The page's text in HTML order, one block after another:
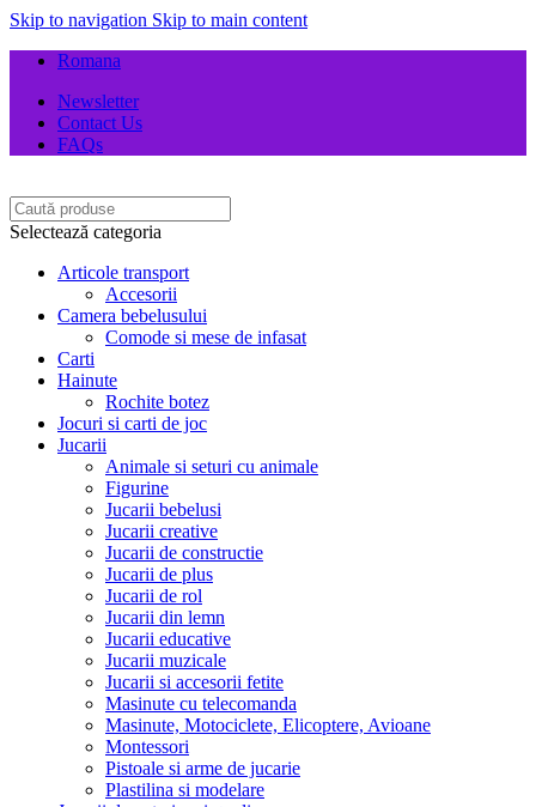
Skip to navigation Skip to main content
Romana
Newsletter
Contact Us
FAQs
Selectează categoria
Articole transport
Accesorii
Camera bebelusului
Comode si mese de infasat
Carti
Hainute
Rochite botez
Jocuri si carti de joc
Jucarii
Animale si seturi cu animale
Figurine
Jucarii bebelusi
Jucarii creative
Jucarii de constructie
Jucarii de plus
Jucarii de rol
Jucarii din lemn
Jucarii educative
Jucarii muzicale
Jucarii si accesorii fetite
Masinute cu telecomanda
Masinute, Motociclete, Elicoptere, Avioane
Montessori
Pistoale si arme de jucarie
Plastilina si modelare